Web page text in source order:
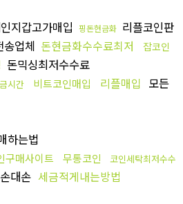
지갑고가매입 핑돈현금화 리플코인판
송업체 돈현금화수수료최저
잡코인
돈믹싱최저수수료
시간 비트코인매입 리플매입 모든
하는법
구매사이트 무통코인
코인세탁최저수수
대손 세금적게내는방법